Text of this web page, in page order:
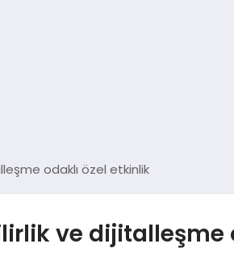
odaklı özel etkinlik
ve dijitalleşme